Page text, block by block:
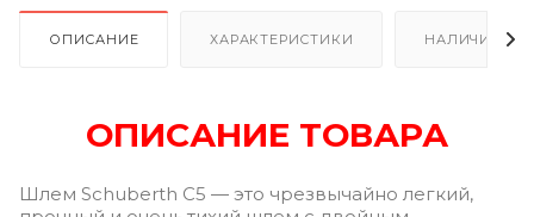
ОПИСАНИЕ ХАРАКТЕРИСТИКИ НАЛИЧИЕ
ОПИСАНИЕ ТОВАРА
Шлем Schuberth C5 — это чрезвычайно легкий,